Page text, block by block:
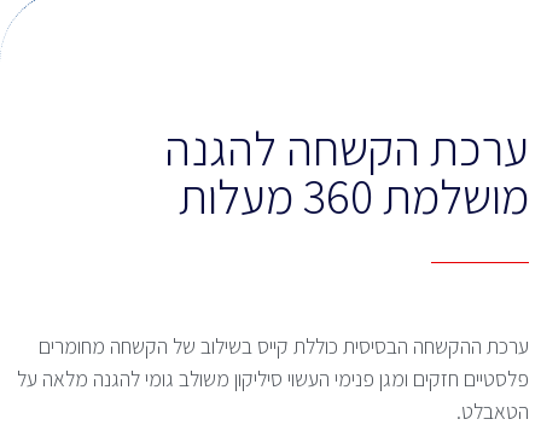
ערכת הקשחה להגנה
מושלמת 360 מעלות
ערכת ההקשחה הבסיסית כוללת קייס בשילוב של הקשחה מחומרים
פלסטיים חזקים ומגן פנימי העשוי סיליקון משולב גומי להגנה מלאה על
הטאבלט.